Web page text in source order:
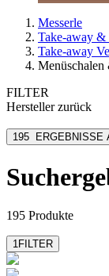
Messerle
Take-away &
Take-away
Menüschalen
FILTER
Herstellerzurück
sabert
Dart Container
Duni BioPak
mehr anzeigen
195 ERGEBNISSE
195 Produkte
1FILTER